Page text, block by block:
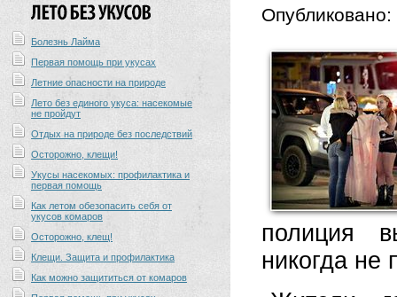
Болезнь Лайма
Первая помощь при укусах
Летние опасности на природе
Лето без единого укуса: насекомые
не пройдут
Отдых на природе без последствий
Осторожно, клещи!
Укусы насекомых: профилактика и
первая помощь
Как летом обезопасить себя от
укусов комаров
Осторожно, клещ!
Клещи. Защита и профилактика
Как можно защититься от комаров
Опубликовано:
полиция
никогда не